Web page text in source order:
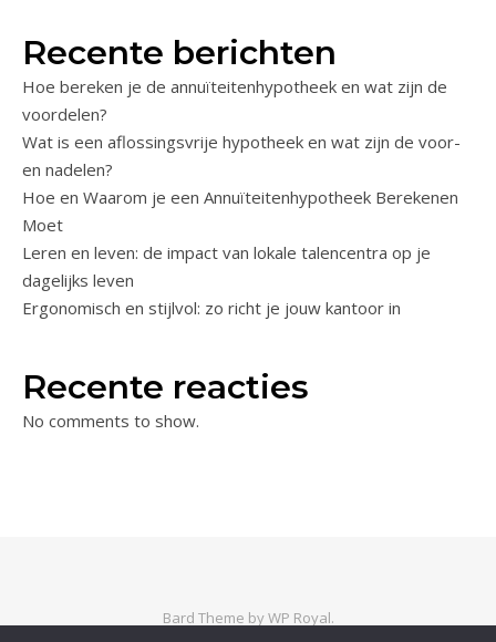
Recente berichten
Hoe bereken je de annuïteitenhypotheek en wat zijn de
voordelen?
Wat is een aflossingsvrije hypotheek en wat zijn de voor-
en nadelen?
Hoe en Waarom je een Annuïteitenhypotheek Berekenen
Moet
Leren en leven: de impact van lokale talencentra op je
dagelijks leven
Ergonomisch en stijlvol: zo richt je jouw kantoor in
Recente reacties
No comments to show.
Bard Theme byWP Royal.